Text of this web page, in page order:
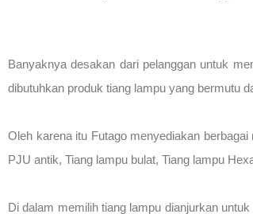
Banyaknya desakan dari pelanggan untuk
dibutuhkan produk tiang lampu yang bermutu
Oleh karena itu Futago menyediakan
PJU antik, Tiang lampu bulat, Tiang lampu
Di dalam memilih tiang lampu dianjurkan